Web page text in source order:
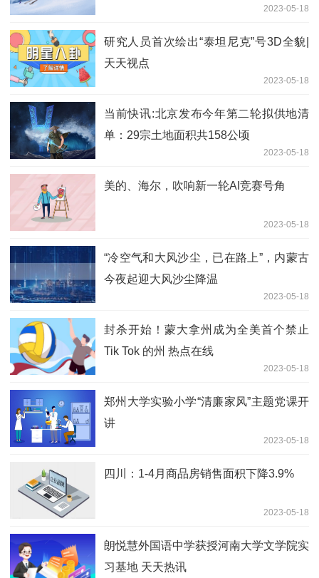
2023-05-18
研究人员首次绘出“泰坦尼克”号3D全貌|
天天视点
2023-05-18
当前快讯:北京发布今年第二轮拟供地清
单：29宗土地面积共158公顷
2023-05-18
美的、海尔，吹响新一轮AI竞赛号角
2023-05-18
“冷空气和大风沙尘，已在路上”，内蒙古
今夜起迎大风沙尘降温
2023-05-18
封杀开始！蒙大拿州成为全美首个禁止
Tik Tok 的州 热点在线
2023-05-18
郑州大学实验小学“清廉家风”主题党课开
讲
2023-05-18
四川：1-4月商品房销售面积下降3.9%
2023-05-18
朗悦慧外国语中学获授河南大学文学院实
习基地 天天热讯